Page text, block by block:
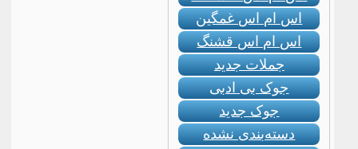
اس ام اس غمگین
اس ام اس قشنگ
جملات جدید
جوک بی ادبی
جوک جدید
دسته‌بندی نشده